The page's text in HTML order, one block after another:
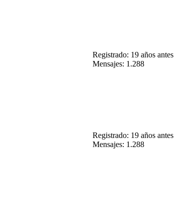
Registrado: 19 años antes
Mensajes: 1.288
Registrado: 19 años antes
Mensajes: 1.288